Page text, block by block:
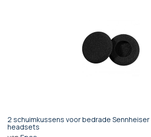
2 schuimkussens voor bedrade Sennheiser
headsets
Ga
naar